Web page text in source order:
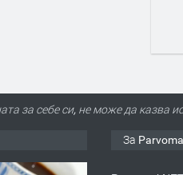
за себе си, не може да казва
За